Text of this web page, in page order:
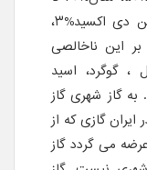
%۳۰، کربن منواکسید %۷ تا %۱۷، کربن دی اکسید%۳،
%۸ علاوه بر این ناخالصی
، گوگرد، اسید
به گاز شهری گاز
گازی که از
می گردد گاز